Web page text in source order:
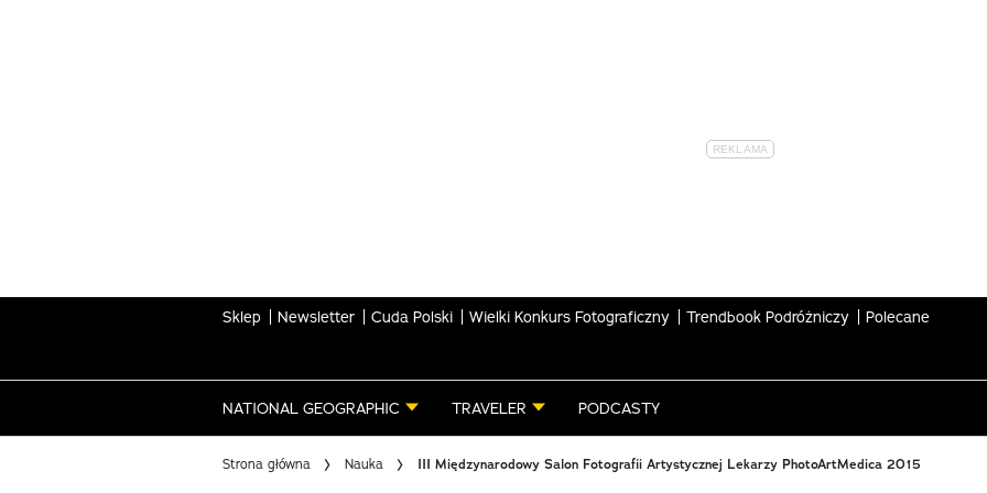
Sklep Newsletter Cuda Polski Wielki Konkurs Fotograficzny Trendbook Podróżniczy Polecane
NATIONAL GEOGRAPHIC TRAVELER PODCASTY
Strona główna Nauka III Międzynarodowy Salon Fotografii Artystycznej Lekarzy PhotoArtMedica 2015